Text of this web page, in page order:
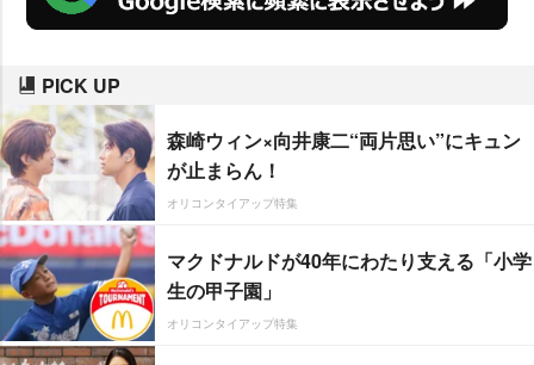
PICK UP
森崎ウィン×向井康二“両片思い”にキュン
が止まらん！
オリコンタイアップ特集
マクドナルドが40年にわたり支える「小学
生の甲子園」
オリコンタイアップ特集